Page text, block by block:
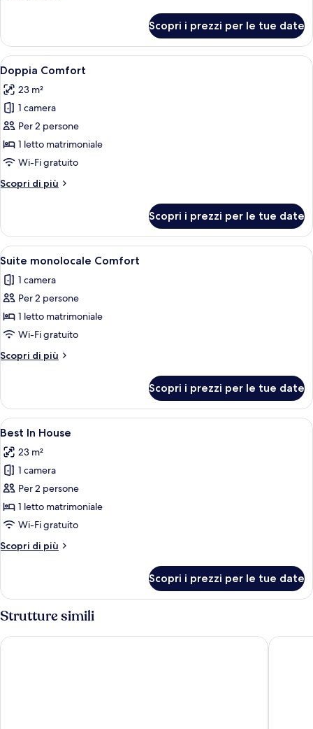
Classic
Scopri i prezzi per le tue date
Apri
tutte
le
foto
per
Doppia
Comfort
Camera da letto moderna con un
6
Doppia Comfort
23 m²
1 camera
Per 2 persone
1 letto matrimoniale
Wi-Fi gratuito
Scopri di più
Altri
Comfort
Scopri i prezzi per le tue date
Apri
tutte
le
foto
per
Suite
monolocale
Comfort
Camera d'albergo con un letto, un
6
Suite monolocale Comfort
1 camera
Per 2 persone
1 letto matrimoniale
Wi-Fi gratuito
Scopri di più
Altri
monolocale
Comfort
Scopri i prezzi per le tue date
Apri
tutte
le
foto
per
Best
In
Una camera da letto con un letto,
8
Best In House
23 m²
1 camera
Per 2 persone
1 letto matrimoniale
Wi-Fi gratuito
Scopri di più
Altri
In
House
Scopri i prezzi per le tue date
Strutture simili
Ruby Zoe Hotel London by IHG Thistle